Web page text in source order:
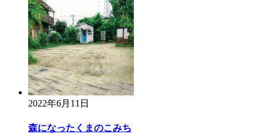
2022年6月11日
森になったくまのこみち